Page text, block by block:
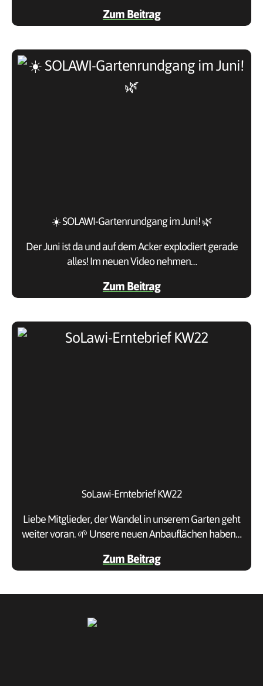
Zum Beitrag
☀️ SOLAWI-Gartenrundgang im Juni! 🌿
Der Juni ist da und auf dem Acker explodiert gerade
alles! Im neuen Video nehmen…
Zum Beitrag
SoLawi-Erntebrief KW22
Liebe Mitglieder, der Wandel in unserem Garten geht
weiter voran. 🌱 Unsere neuen Anbauflächen haben…
Zum Beitrag